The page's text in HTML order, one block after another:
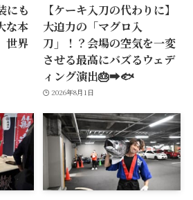
にも
な本
世界
【ケーキ入刀の代わりに】
大迫力の「マグロ入
刀」！？会場の空気を一変
させる最高にバズるウェデ
ィング演出🎂➡️🐟
2026年8月1日